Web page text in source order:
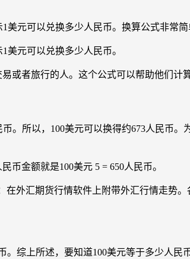
元可以兑换多少人民币。换算公式非常简
美元可以兑换多少人民币。
者旅行的人。这个公式可以帮助他们计
。所以，100美元可以换得约673人民币
币金额就是100美元 5 = 650人民币。
在外汇期货行情软件上附带外汇行情走势
综上所述，要知道100美元等于多少人